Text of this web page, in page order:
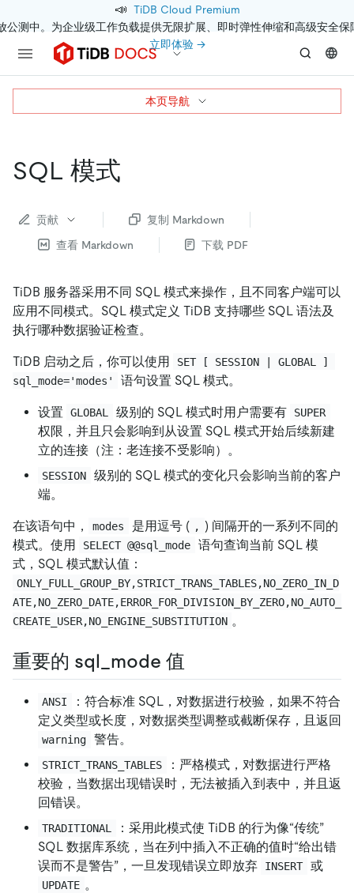
📣 TiDB Cloud Premium
公测中。为企业级工作负载提供无限扩展、即时弹性伸缩和高级安全保
立即体验 →
SQL 模式
贡献
复制 Markdown
查看 Markdown
下载 PDF
TiDB 服务器采用不同 SQL 模式来操作，且不同客户端可以
应用不同模式。SQL 模式定义 TiDB 支持哪些 SQL 语法及
执行哪种数据验证检查。
TiDB 启动之后，你可以使用
SET [ SESSION | GLOBAL ]
sql_mode='modes'
语句设置 SQL 模式。
设置 GLOBAL 级别的 SQL 模式时用户需要有 SUPER
权限，并且只会影响到从设置 SQL 模式开始后续新建
立的连接（注：老连接不受影响）。
SESSION
级别的 SQL 模式的变化只会影响当前的客户
端。
在该语句中， modes 是用逗号 ( , ) 间隔开的一系列不同的
模式。使用
SELECT @@sql_mode
语句查询当前 SQL 模
式，SQL 模式默认值：
ONLY_FULL_GROUP_BY,STRICT_TRANS_TABLES,NO_ZERO_IN_D
ATE,NO_ZERO_DATE,ERROR_FOR_DIVISION_BY_ZERO,NO_AUTO_
CREATE_USER,NO_ENGINE_SUBSTITUTION 。
重要的 sql_mode 值
ANSI
：符合标准 SQL，对数据进行校验，如果不符合
定义类型或长度，对数据类型调整或截断保存，且返回
warning 警告。
STRICT_TRANS_TABLES
：严格模式，对数据进行严格
校验，当数据出现错误时，无法被插入到表中，并且返
回错误。
TRADITIONAL
：采用此模式使 TiDB 的行为像“传统”
SQL 数据库系统，当在列中插入不正确的值时“给出错
误而不是警告”，一旦发现错误立即放弃
INSERT 或
UPDATE 。
本页导航